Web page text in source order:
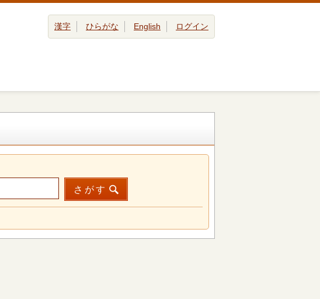
漢字 ひらがな English ログイン
さがす